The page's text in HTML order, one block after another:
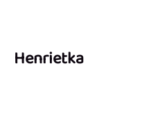
Henrietka